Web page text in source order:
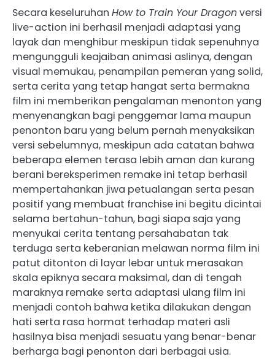
Secara keseluruhan How to Train Your Dragonversi
live-action ini berhasil menjadi adaptasi yang
layak dan menghibur meskipun tidak sepenuhnya
mengungguli keajaiban animasi aslinya, dengan
visual memukau, penampilan pemeran yang solid,
serta cerita yang tetap hangat serta bermakna
film ini memberikan pengalaman menonton yang
menyenangkan bagi penggemar lama maupun
penonton baru yang belum pernah menyaksikan
versi sebelumnya, meskipun ada catatan bahwa
beberapa elemen terasa lebih aman dan kurang
berani bereksperimen remake ini tetap berhasil
mempertahankan jiwa petualangan serta pesan
positif yang membuat franchise ini begitu dicintai
selama bertahun-tahun, bagi siapa saja yang
menyukai cerita tentang persahabatan tak
terduga serta keberanian melawan norma film ini
patut ditonton di layar lebar untuk merasakan
skala epiknya secara maksimal, dan di tengah
maraknya remake serta adaptasi ulang film ini
menjadi contoh bahwa ketika dilakukan dengan
hati serta rasa hormat terhadap materi asli
hasilnya bisa menjadi sesuatu yang benar-benar
berharga bagi penonton dari berbagai usia.